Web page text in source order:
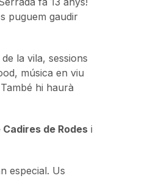
puguem gaudir
la vila, sessions
música en viu
hi haurà
Cadires de Rodesi
especial. Us